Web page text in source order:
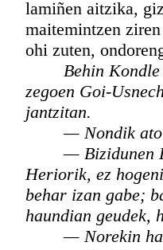
lamiñen aitzika,
maitemintzen
ohi zuten,
Behin
zegoen Goi-
jantzitan.
— Nondik
— Bizidunen
Heriorik, ez
behar izan gabe;
haundian geudek,
— Norekin